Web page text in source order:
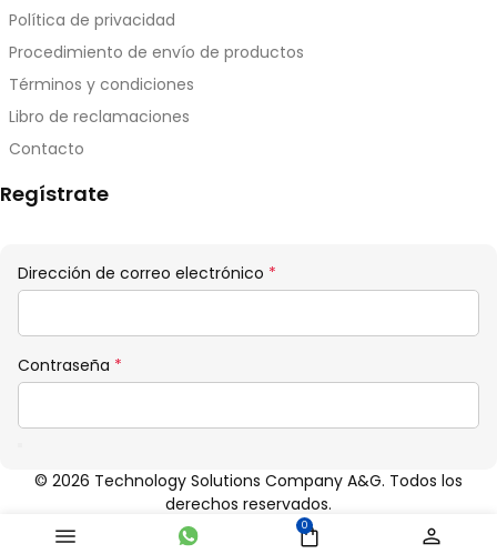
Política de privacidad
Procedimiento de envío de productos
Términos y condiciones
Libro de reclamaciones
Contacto
Regístrate
Dirección de correo electrónico *
Contraseña *
© 2026 Technology Solutions Company A&G. Todos los
derechos reservados.
0